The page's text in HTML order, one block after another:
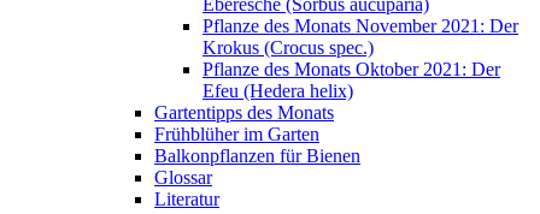
Eberesche (Sorbus aucuparia)
Pflanze des Monats November 2021: Der
Krokus (Crocus spec.)
Pflanze des Monats Oktober 2021: Der
Efeu (Hedera helix)
Gartentipps des Monats
Frühblüher im Garten
Balkonpflanzen für Bienen
Glossar
Literatur